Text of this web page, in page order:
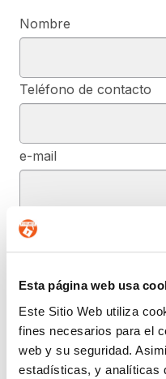
Esta página web usa
Este Sitio Web utiliza
fines necesarios para el
web y su seguridad.
estadísticas, y analíticas
Nombre
Teléfono de contacto
e-mail
Provincia (opcional)
Mensaje (opcional)
De conformidad con el RGPD y
PRIVACIDAD DE DATOS, S.L.